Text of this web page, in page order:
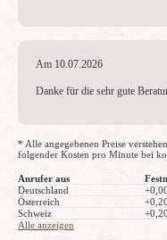
Am 10.07.2026
Danke für die sehr gute
* Alle angegebenen Preise
folgender Kosten pro Minute bei
Anrufer aus
Deutschland
Österreich
Schweiz
Alle anzeigen